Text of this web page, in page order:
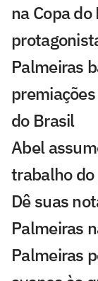
na Copa
Palmeiras
do Brasil
Abel
trabalho do
Dê suas
Palmeiras
Palmeiras